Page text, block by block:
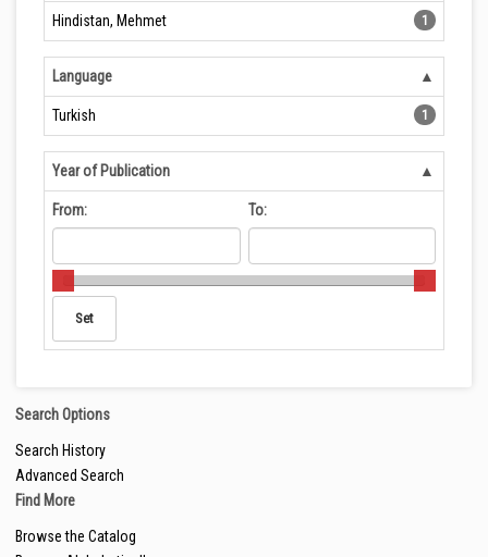
Hindistan, Mehmet 1
Language
Turkish 1
Year of Publication
From: To:
Search Options
Search History
Advanced Search
Find More
Browse the Catalog